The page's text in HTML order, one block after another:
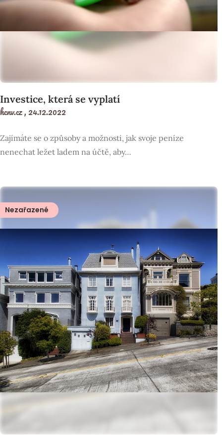
Investice, která se vyplatí
hcnv.cz ,24.12.2022
Zajímáte se o způsoby a možnosti, jak svoje peníze
nenechat ležet ladem na účtě, aby…
Nezařazené